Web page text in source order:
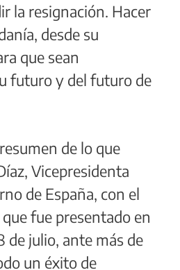
la resignación. Hacer
desde su
que sean
futuro y del futuro de
de lo que
Vicepresidenta
de España, con el
fue presentado en
de julio, ante más de
un éxito de